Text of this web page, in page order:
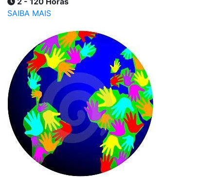
SAIBA MAIS